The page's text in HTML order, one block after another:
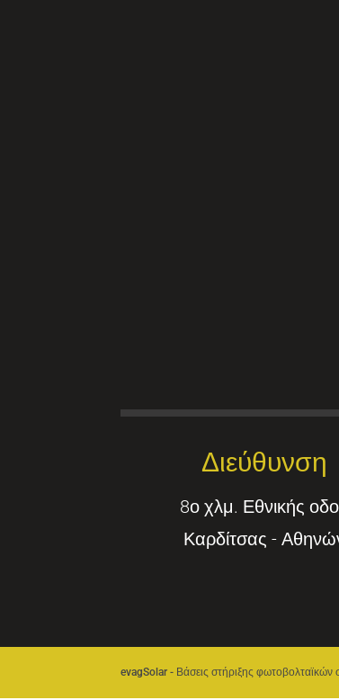
Διεύθυνση
8ο χλμ. Εθνικής
Καρδίτσας -
evagSolar - Βάσεις στήριξης φωτοβολταϊκών